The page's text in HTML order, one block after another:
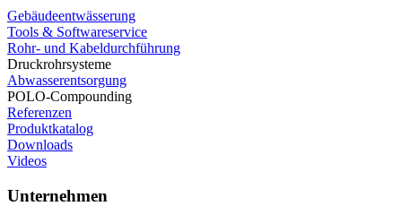
Gebäudeentwässerung
Tools & Softwareservice
Rohr- und Kabeldurchführung
Druckrohrsysteme
Abwasserentsorgung
POLO-Compounding
Referenzen
Produktkatalog
Downloads
Videos
Unternehmen